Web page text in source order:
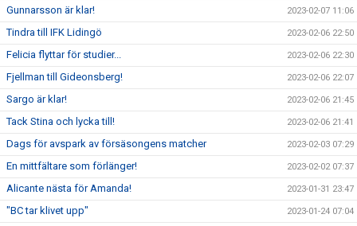
Gunnarsson är klar! 2023-02-07 11:06
Tindra till IFK Lidingö 2023-02-06 22:50
Felicia flyttar för studier... 2023-02-06 22:30
Fjellman till Gideonsberg! 2023-02-06 22:07
Sargo är klar! 2023-02-06 21:45
Tack Stina och lycka till! 2023-02-06 21:41
Dags för avspark av försäsongens matcher 2023-02-03 07:29
En mittfältare som förlänger! 2023-02-02 07:37
Alicante nästa för Amanda! 2023-01-31 23:47
"BC tar klivet upp" 2023-01-24 07:04